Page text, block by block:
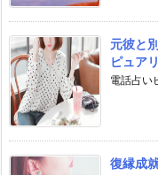
元彼と
ピュア
電話占い
復縁成